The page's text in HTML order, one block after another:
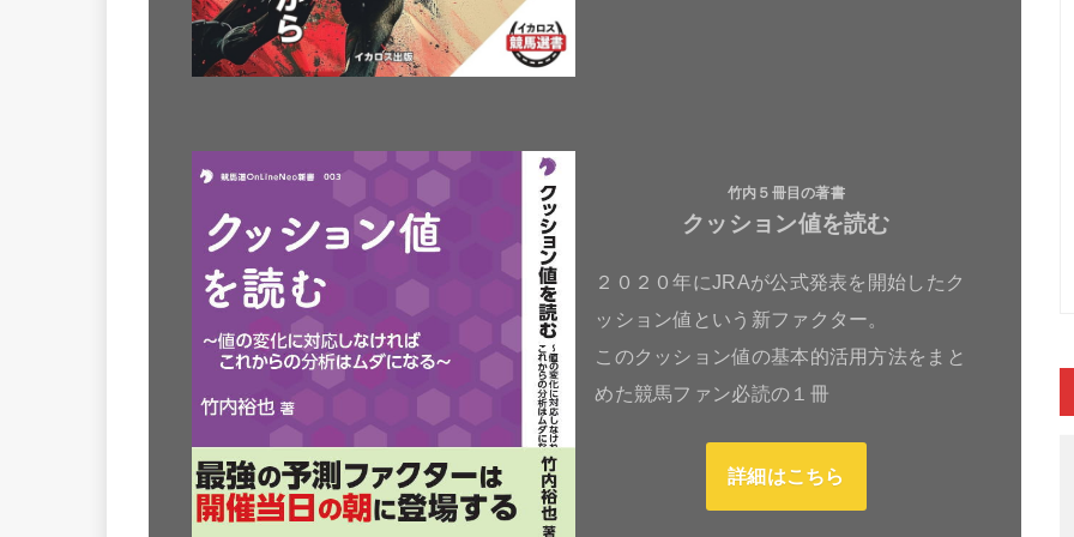
竹内５冊目の著書
クッション値を読む
２０２０年にJRAが公式発表を開始したク
ッション値という新ファクター。
このクッション値の基本的活用方法をまと
めた競馬ファン必読の１冊
詳細はこちら